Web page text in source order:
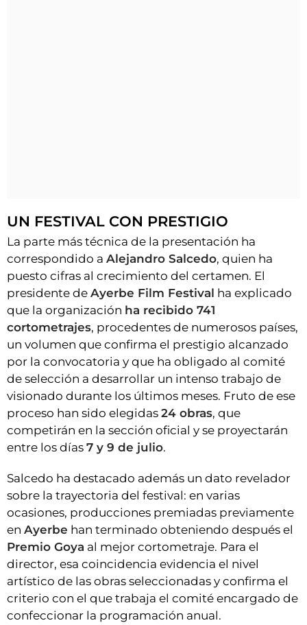
UN FESTIVAL CON PRESTIGIO
La parte más técnica de la presentación ha
correspondido a Alejandro Salcedo, quien ha
puesto cifras al crecimiento del certamen. El
presidente de Ayerbe Film Festival ha explicado
que la organización ha recibido 741
cortometrajes, procedentes de numerosos países,
un volumen que confirma el prestigio alcanzado
por la convocatoria y que ha obligado al comité
de selección a desarrollar un intenso trabajo de
visionado durante los últimos meses. Fruto de ese
proceso han sido elegidas 24 obras, que
competirán en la sección oficial y se proyectarán
entre los días 7 y 9 de julio.
Salcedo ha destacado además un dato revelador
sobre la trayectoria del festival: en varias
ocasiones, producciones premiadas previamente
en Ayerbe han terminado obteniendo después el
Premio Goya al mejor cortometraje. Para el
director, esa coincidencia evidencia el nivel
artístico de las obras seleccionadas y confirma el
criterio con el que trabaja el comité encargado de
confeccionar la programación anual.